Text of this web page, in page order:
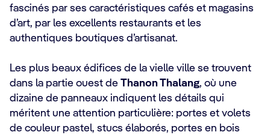
fascinés par ses caractéristiques cafés et magasins
d’art, par les excellents restaurants et les
authentiques boutiques d’artisanat.
Les plus beaux édifices de la vielle ville se trouvent
dans la partie ouest de Thanon Thalang, où une
dizaine de panneaux indiquent les détails qui
méritent une attention particulière: portes et volets
de couleur pastel, stucs élaborés, portes en bois